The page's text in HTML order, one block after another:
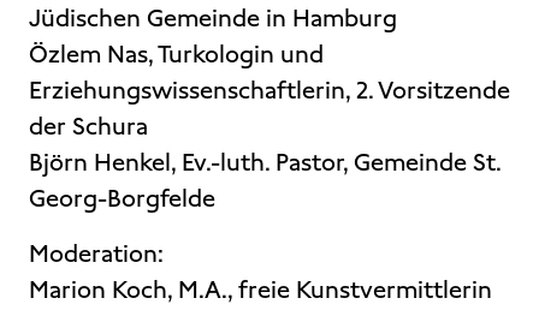
Jüdischen Gemeinde in Hamburg
Özlem Nas, Turkologin und
Erziehungswissenschaftlerin, 2. Vorsitzende
der Schura
Björn Henkel, Ev.-luth. Pastor, Gemeinde St.
Georg-Borgfelde
Moderation:
Marion Koch, M.A., freie Kunstvermittlerin